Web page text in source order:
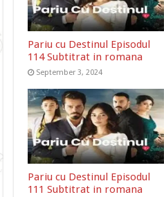
Pariu cu Destinul Episodul
114 Subtitrat in romana
September 3, 2024
Pariu cu Destinul Episodul
111 Subtitrat in romana